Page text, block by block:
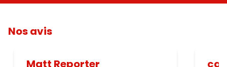
Nos avis
Matt Reporter